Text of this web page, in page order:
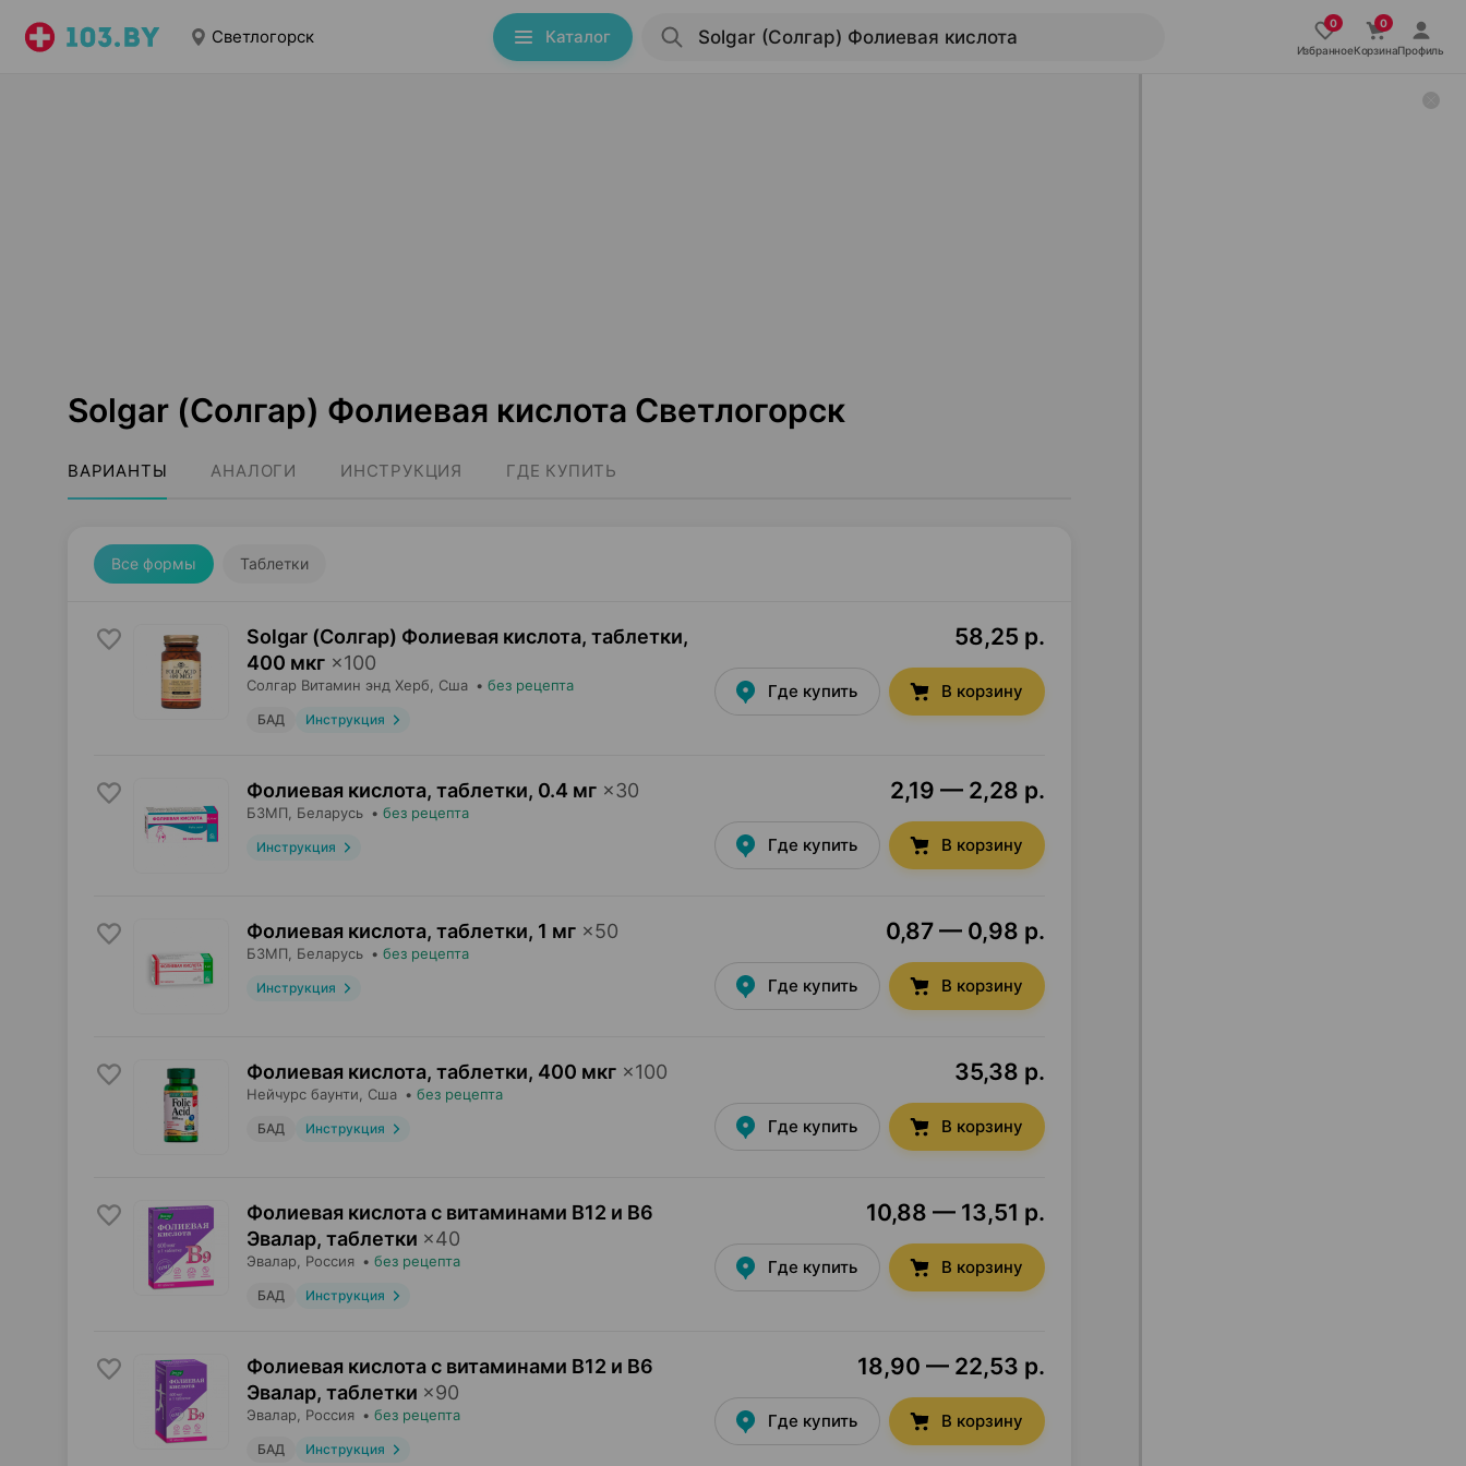
Светлогорск Каталог
ИзбранноеКорзинаПрофиль
Solgar (Солгар) Фолиевая кислота Светлогорск
ВАРИАНТЫ АНАЛОГИ ИНСТРУКЦИЯ ГДЕ КУПИТЬ
Все формы Таблетки
Solgar (Солгар) Фолиевая кислота, таблетки,
400 мкг ×100
Солгар Витамин энд Херб , Сша • без рецепта
БАД Инструкция
58,25 р.
Где купить В корзину
Фолиевая кислота, таблетки, 0.4 мг ×30
БЗМП , Беларусь • без рецепта
Инструкция
2,19 — 2,28 р.
Где купить В корзину
Фолиевая кислота, таблетки, 1 мг ×50
БЗМП , Беларусь • без рецепта
Инструкция
0,87 — 0,98 р.
Где купить В корзину
Фолиевая кислота, таблетки, 400 мкг ×100
Нейчурс баунти , Сша • без рецепта
БАД Инструкция
35,38 р.
Где купить В корзину
Фолиевая кислота с витаминами B12 и B6
Эвалар, таблетки ×40
Эвалар , Россия • без рецепта
БАД Инструкция
10,88 — 13,51 р.
Где купить В корзину
Фолиевая кислота с витаминами B12 и B6
Эвалар, таблетки ×90
Эвалар , Россия • без рецепта
БАД Инструкция
18,90 — 22,53 р.
Где купить В корзину